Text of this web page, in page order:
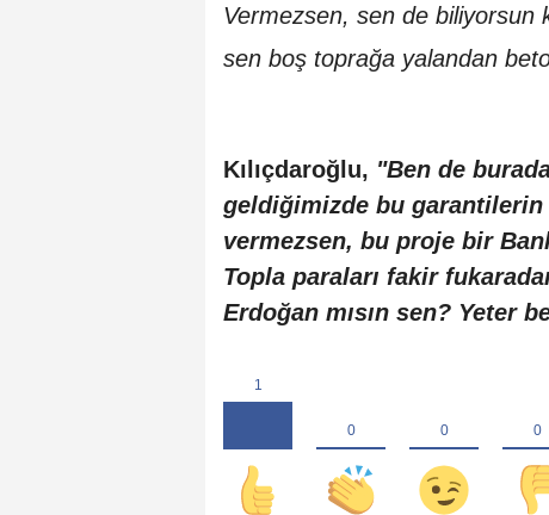
Vermezsen, sen de biliyorsun
sen boş toprağa yalandan
Kılıçdaroğlu, "Ben de
geldiğimizde bu garantilerin
vermezsen, bu proje bir
Topla paraları fakir
Erdoğan mısın sen? Yeter